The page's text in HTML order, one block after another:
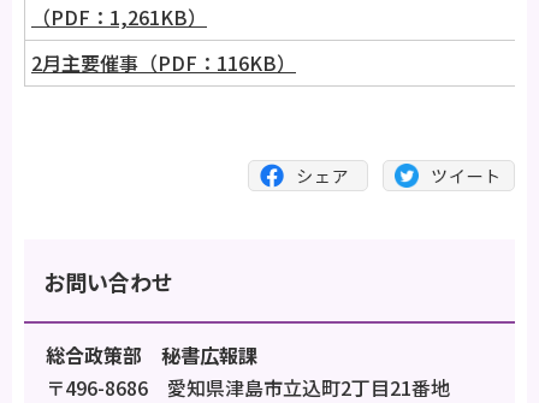
（PDF：1,261KB）
2月主要催事（PDF：116KB）
お問い合わせ
総合政策部 秘書広報課
〒496-8686 愛知県津島市立込町2丁目21番地